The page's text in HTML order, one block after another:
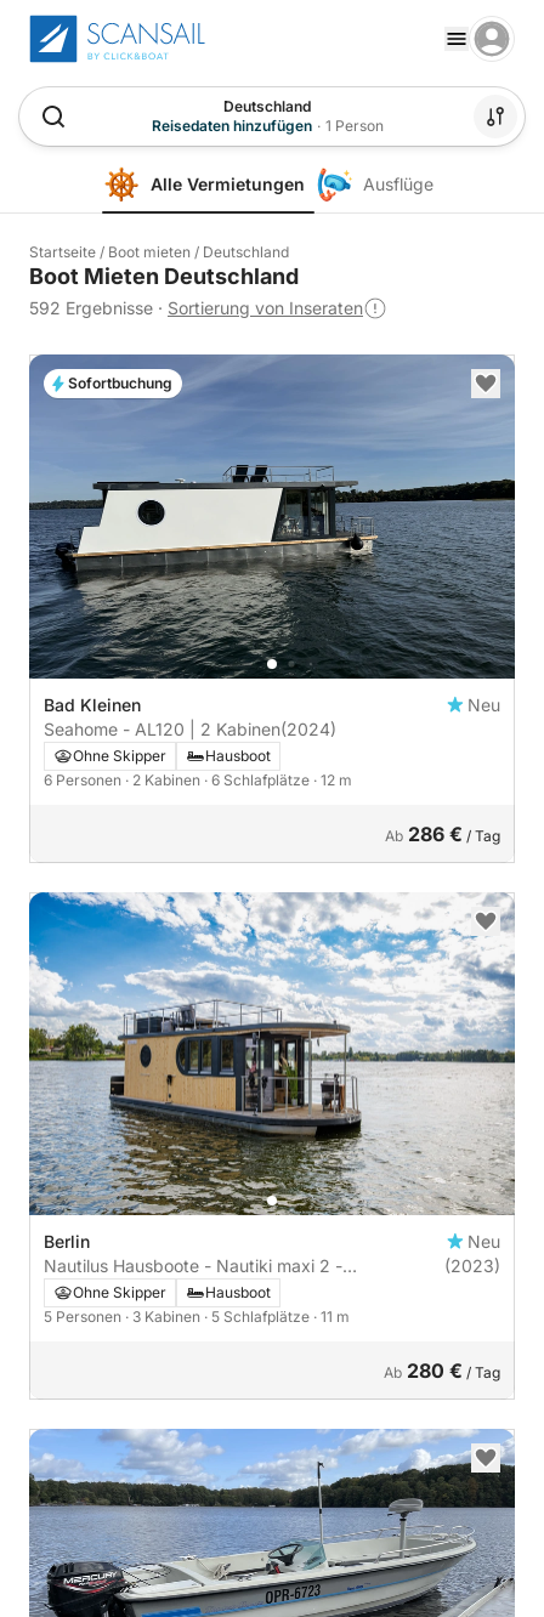
Deutschland
Reisedaten hinzufügen · 1 Person
Alle Vermietungen Ausflüge
Startseite / Boot mieten / Deutschland
Boot Mieten Deutschland
592 Ergebnisse · Sortierung von Inseraten
Bad Kleinen
Neu
Seahome - AL120 | 2 Kabinen(2024)
Ohne Skipper
Hausboot
6 Personen · 2 Kabinen · 6 Schlafplätze · 12 m
Ab 286 € / Tag
Sofortbuchung
Berlin
Neu
Nautilus Hausboote - Nautiki maxi 2 -
führerscheinfrei | 3 Kabinen
(2023)
Ohne Skipper
Hausboot
5 Personen · 3 Kabinen · 5 Schlafplätze · 11 m
Ab 280 € / Tag